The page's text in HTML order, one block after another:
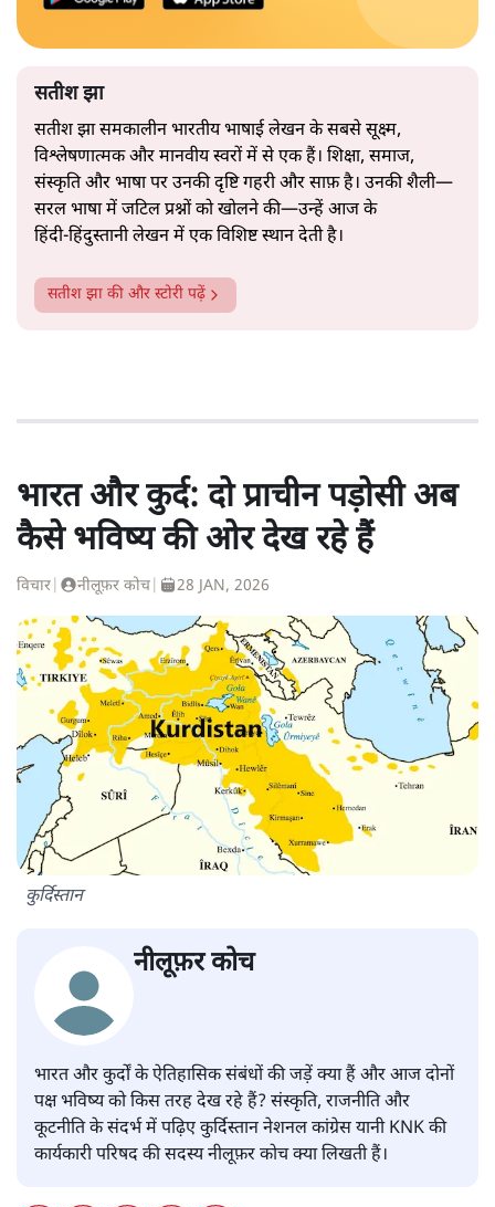
सतीश झा
सतीश झा समकालीन भारतीय भाषाई लेखन के सबसे सूक्ष्म,
विश्लेषणात्मक और मानवीय स्वरों में से एक हैं। शिक्षा, समाज,
संस्कृति और भाषा पर उनकी दृष्टि गहरी और साफ़ है। उनकी शैली—
सरल भाषा में जटिल प्रश्नों को खोलने की—उन्हें आज के
हिंदी‑हिंदुस्तानी लेखन में एक विशिष्ट स्थान देती है।
सतीश झा की और स्टोरी पढ़ें
भारत और कुर्द: दो प्राचीन पड़ोसी अब
कैसे भविष्य की ओर देख रहे हैं
विचार नीलूफ़र कोच 28 JAN, 2026
कुर्दिस्तान
नीलूफ़र कोच
भारत और कुर्दों के ऐतिहासिक संबंधों की जड़ें क्या हैं और आज दोनों
पक्ष भविष्य को किस तरह देख रहे हैं? संस्कृति, राजनीति और
कूटनीति के संदर्भ में पढ़िए कुर्दिस्तान नेशनल कांग्रेस यानी KNK की
कार्यकारी परिषद की सदस्य नीलूफ़र कोच क्या लिखती हैं।